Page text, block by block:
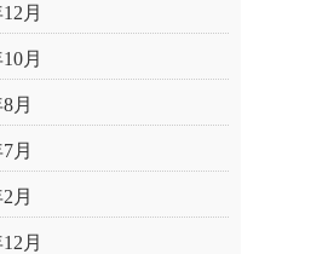
月
月
月
月
月
月